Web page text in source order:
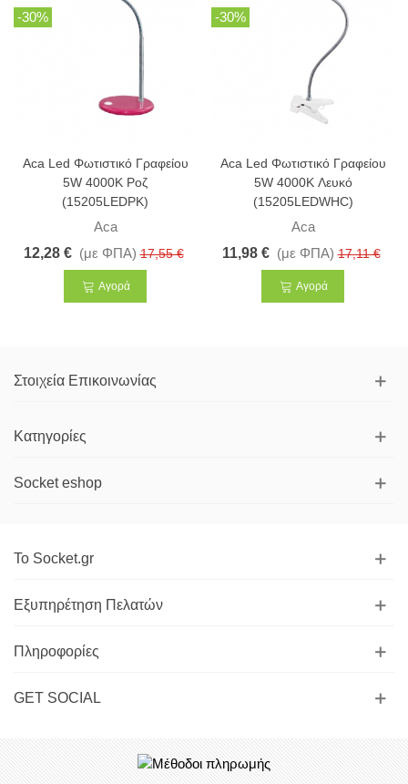
-30%
Aca Led Φωτιστικό Γραφείου
5W 4000K Ροζ
(15205LEDPK)
Aca
12,28 € (με ΦΠΑ) 17,55 €
Αγορά
-30%
Aca Led Φωτιστικό Γραφείου
5W 4000K Λευκό
(15205LEDWHC)
Aca
11,98 € (με ΦΠΑ) 17,11 €
Αγορά
Στοιχεία Επικοινωνίας
Κατηγορίες
Socket eshop
Το Socket.gr
Εξυπηρέτηση Πελατών
Πληροφορίες
GET SOCIAL